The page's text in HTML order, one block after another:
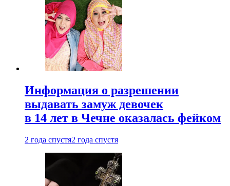
Информация о разрешении
выдавать замуж девочек
в 14 лет в Чечне оказалась фейком
2 года спустя2 года спустя